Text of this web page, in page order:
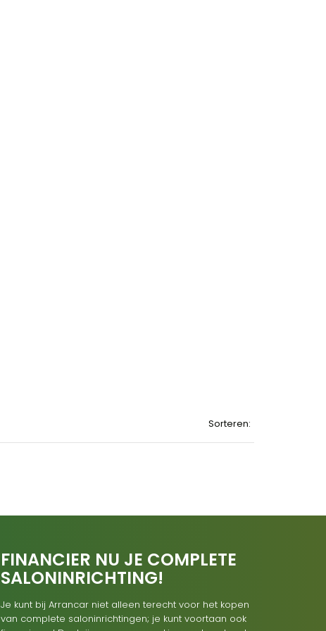
Sorteren:
FINANCIER NU JE COMPLETE
SALONINRICHTING!
Je kunt bij Arrancar niet alleen terecht voor het kopen
van complete saloninrichtingen; je kunt voortaan ook